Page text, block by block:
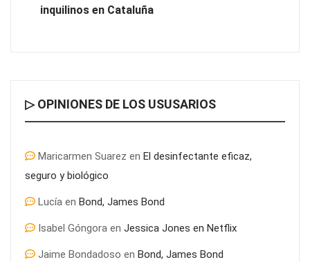
inquilinos en Cataluña
▷ OPINIONES DE LOS USUSARIOS
Maricarmen Suarez en El desinfectante eficaz,
seguro y biológico
Lucía en Bond, James Bond
Isabel Góngora en Jessica Jones en Netflix
Jaime Bondadoso en Bond, James Bond